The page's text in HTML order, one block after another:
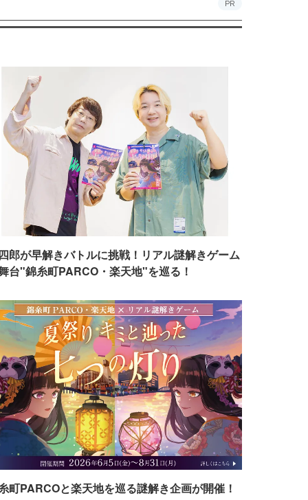
PR
郎が早解きバトルに挑戦！リアル謎解きゲーム
台"錦糸町PARCO・楽天地"を巡る！
町PARCOと楽天地を巡る謎解き企画が開催！